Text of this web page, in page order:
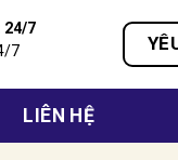
24/7
7
LIÊN HỆ